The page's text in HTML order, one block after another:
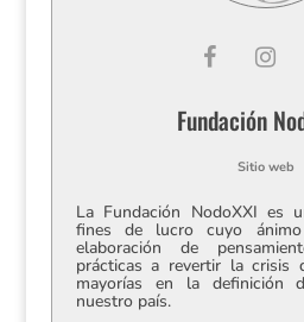
Fundación
Sitio web
La Fundación NodoXXI es
fines de lucro cuyo
elaboración de
prácticas a revertir la crisis
mayorías en la definición
nuestro país.